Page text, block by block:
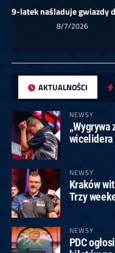
8/7/2026
AKTUALNOŚCI
NEWSY
„Wygrywa
wicelidera
NEWSY
Kraków
Trzy
NEWSY
PDC